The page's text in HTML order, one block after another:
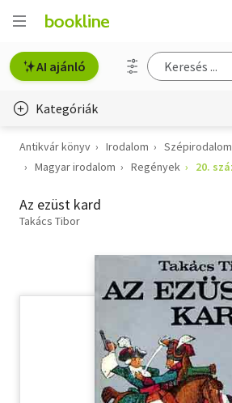
AI ajánló
Kategóriák
Életmód, egészség
Gyermek- és ifjúsági
Hobbi, szabadidő
Szótár, nyelvkönyv
Antikvár könyv Irodalom Szépirodalom
Magyar irodalom
Regények 20.
Az ezüst kard
Takács Tibor